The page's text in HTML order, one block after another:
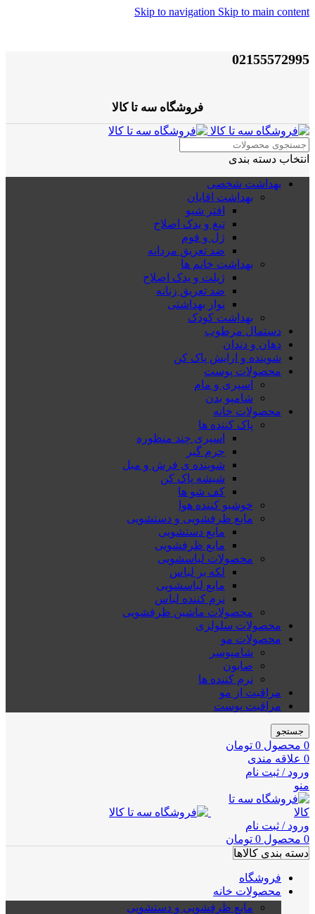
Skip to navigation Skip to main content
02155572995
فروشگاه سه تا کالا
انتخاب دسته بندی
بهداشت شخصی
بهداشت اقایان
افتر شیو
تیغ و یدک اصلاح
ژل و فوم
ضد تعریق مردانه
بهداشت خانم ها
ژیلت و یدک اصلاح
ضد تعریق زنانه
نوار بهداشتی
بهداشت کودک
دستمال مرطوب
دهان و دندان
شوینده و ارایش پاک کن
محصولات پوست
اسپری و مام
شامپو بدن
محصولات خانه
پاک کننده ها
اسپری چند منظوره
جرم گیر
شوینده ی فرش و مبل
شیشه پاک کن
کف شو ها
خوشبو کننده هوا
مایع ظرفشویی و دستشویی
مایع دستشویی
مایع ظرفشویی
محصولات لباسشویی
لکه بر لباس
مایع لباسشویی
نرم کننده لباس
محصولات ماشین ظرفشویی
محصولات سلولزی
محصولات مو
شامپوسر
صابون
نرم کننده ها
مراقبت از مو
مراقبت پوست
جستجو
0 محصول 0 تومان
0 علاقه مندی
ورود / ثبت نام
منو
ورود / ثبت نام
0 محصول 0 تومان
دسته بندی کالاها
فروشگاه
محصولات خانه
مایع ظرفشویی و دستشویی